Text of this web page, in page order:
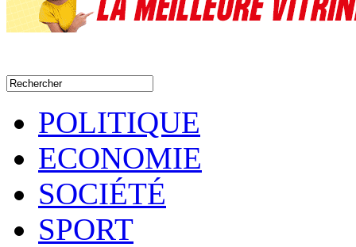
POLITIQUE
ECONOMIE
SOCIÉTÉ
SPORT